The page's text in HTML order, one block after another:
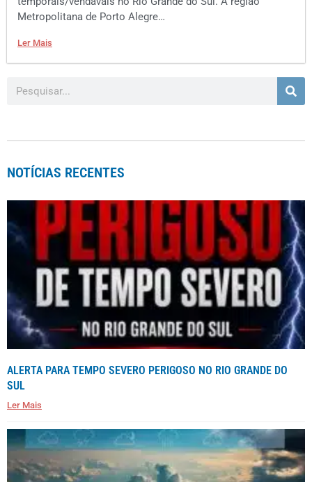
Metropolitana de Porto Alegre…
Ler Mais
NOTÍCIAS RECENTES
ALERTA PARA TEMPO SEVERO PERIGOSO NO RIO GRANDE DO
SUL
Ler Mais